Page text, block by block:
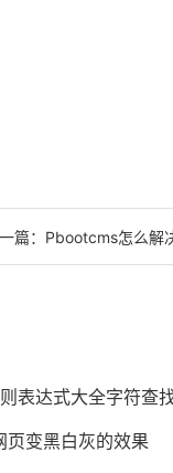
篇： Pbootcms怎么解
表达式大全字符查找
页变黑白灰的效果